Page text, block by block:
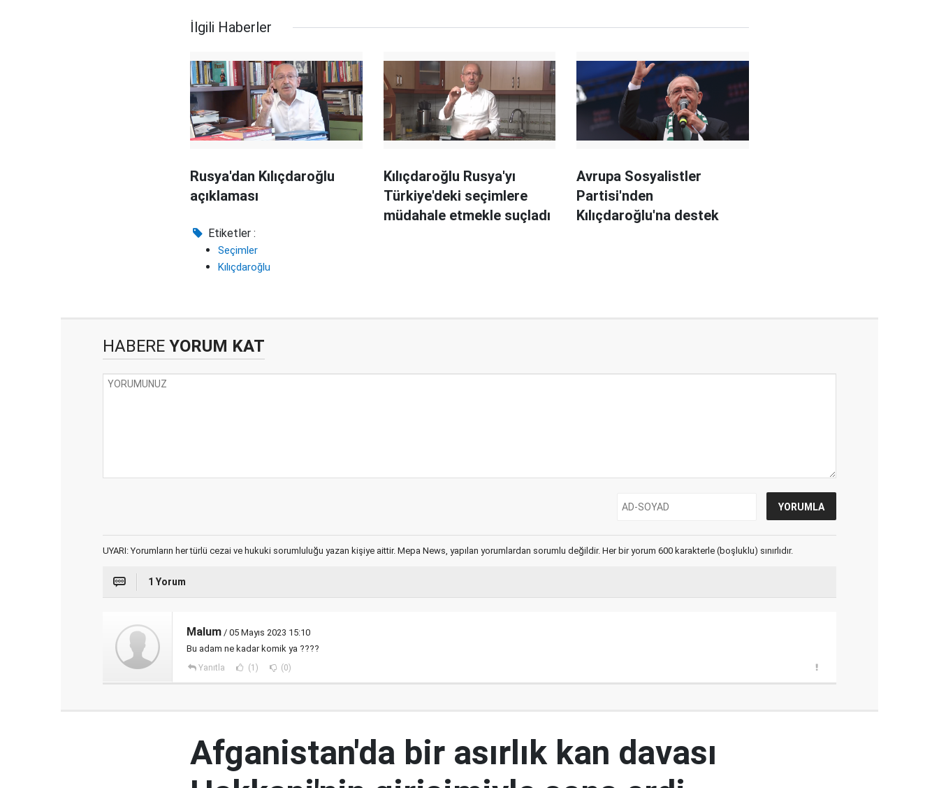
İlgili Haberler
Rusya'dan Kılıçdaroğlu
açıklaması
Kılıçdaroğlu Rusya'yı
Türkiye'deki seçimlere
müdahale etmekle suçladı
Avrupa Sosyalistler
Partisi'nden
Kılıçdaroğlu'na destek
Etiketler :
Seçimler
Kılıçdaroğlu
HABERE YORUM KAT
UYARI: Yorumların her türlü cezai ve hukuki sorumluluğu yazan kişiye aittir. Mepa News, yapılan yorumlardan sorumlu değildir. Her bir yorum 600 karakterle (boşluklu) sınırlıdır.
1 Yorum
Malum / 05 Mayıs 2023 15:10
Bu adam ne kadar komik ya ????
Yanıtla (1) (0)
Afganistan'da bir asırlık kan davası